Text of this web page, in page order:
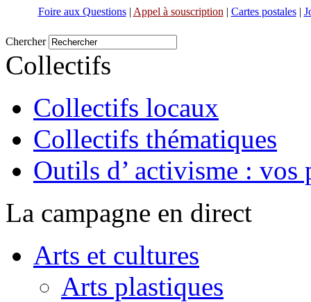
Foire aux Questions| Appel à souscription | Cartes postales|
Chercher
Collectifs
Collectifs locaux
Collectifs thématiques
Outils d’ activisme : vos
La campagne en direct
Arts et cultures
Arts plastiques